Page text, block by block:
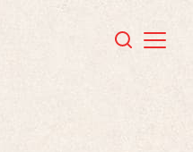
Menu